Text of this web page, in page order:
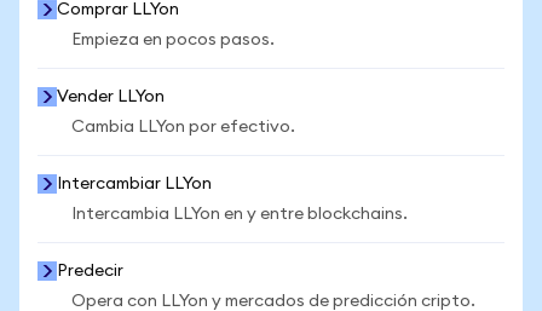
Comprar LLYon
Empieza en pocos pasos.
Vender LLYon
Cambia LLYon por efectivo.
Intercambiar LLYon
Intercambia LLYon en y entre blockchains.
Predecir
Opera con LLYon y mercados de predicción cripto.